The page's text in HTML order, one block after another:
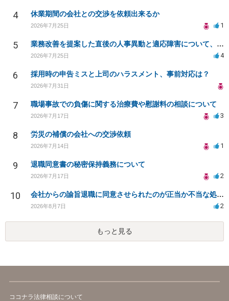
4 休業期間の会社との交渉を依頼出来るか
2026年7月25日 1
5 業務改善を提案した直後の人事異動と適応障害について、法的に問題があるか相談したいです。
2026年7月25日 4
6 採用時の申告ミスと上司のハラスメント、事前対応は？
2026年7月31日
7 職場事故での負傷に関する治療費や慰謝料の相談について
2026年7月17日 3
8 労災の補償の会社への交渉依頼
2026年7月14日 1
9 退職同意書の秘密保持義務について
2026年7月17日 2
10 会社からの諭旨退職に同意させられたのが正当か不当な処分かどうか教えてほしい
2026年8月7日 2
もっと見る
ココナラ法律相談について